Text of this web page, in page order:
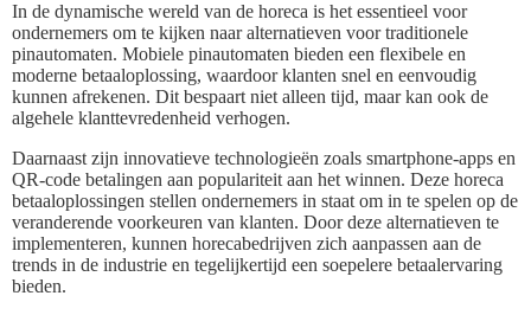
In de dynamische wereld van de horeca is het essentieel voor
ondernemers om te kijken naar alternatieven voor traditionele
pinautomaten. Mobiele pinautomaten bieden een flexibele en
moderne betaaloplossing, waardoor klanten snel en eenvoudig
kunnen afrekenen. Dit bespaart niet alleen tijd, maar kan ook de
algehele klanttevredenheid verhogen.
Daarnaast zijn innovatieve technologieën zoals smartphone-apps en
QR-code betalingen aan populariteit aan het winnen. Deze horeca
betaaloplossingen stellen ondernemers in staat om in te spelen op de
veranderende voorkeuren van klanten. Door deze alternatieven te
implementeren, kunnen horecabedrijven zich aanpassen aan de
trends in de industrie en tegelijkertijd een soepelere betaalervaring
bieden.